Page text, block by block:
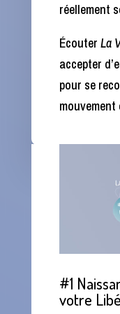
réellement
Écouter La
accepter
pour se
#1
votre